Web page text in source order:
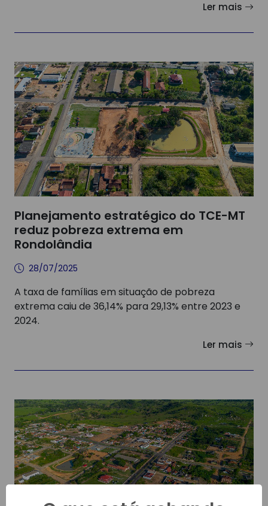
Ler mais
Planejamento estratégico do TCE-MT
reduz pobreza extrema em
Rondolândia
28/07/2025
A taxa de famílias em situação de pobreza
extrema caiu de 36,14% para 29,13% entre 2023 e
2024.
Ler mais